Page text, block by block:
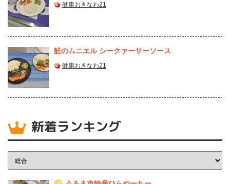
健康おきなわ21
鮭のムニエル シークァーサーソース
健康おきなわ21
新着ランキング